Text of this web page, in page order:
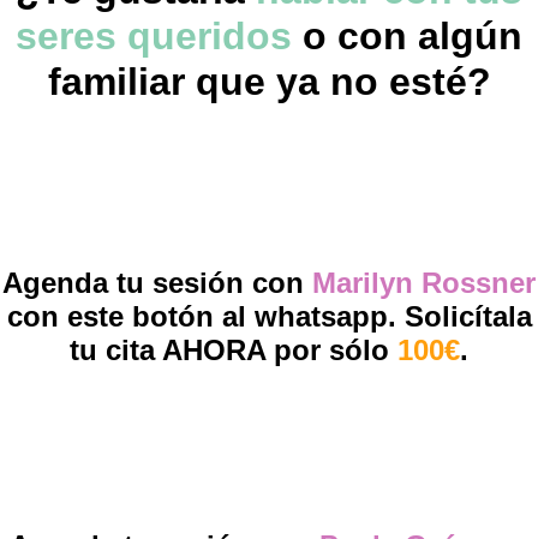
seres queridos o con algún
familiar que ya no esté?
Agenda tu sesión con Marilyn Rossner
con este botón al whatsapp. Solicítala
tu cita AHORA por sólo 100€.